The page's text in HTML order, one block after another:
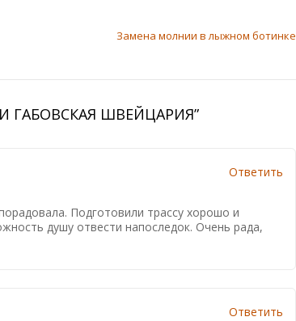
Замена молнии в лыжном ботинке
ГАБОВСКАЯ ШВЕЙЦАРИЯ”
Подготовили трассу хорошо и
душу отвести напоследок. Очень рада,
Ответить
Ответить